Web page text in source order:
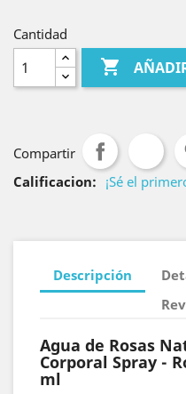
Cantidad

Compartir
Calificacion: ¡Sé el
Descripción
Agua de Rosas
Corporal Spray -
ml